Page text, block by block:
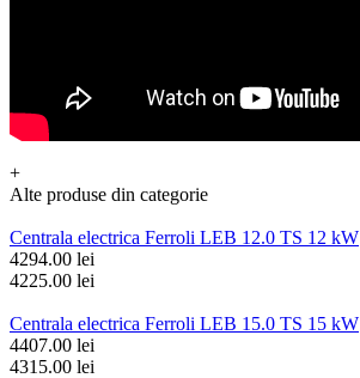
+
Alte produse din categorie
Centrala electrica Ferroli LEB 12.0 TS 12 kW
4294.00 lei
4225.00 lei
Centrala electrica Ferroli LEB 15.0 TS 15 kW
4407.00 lei
4315.00 lei